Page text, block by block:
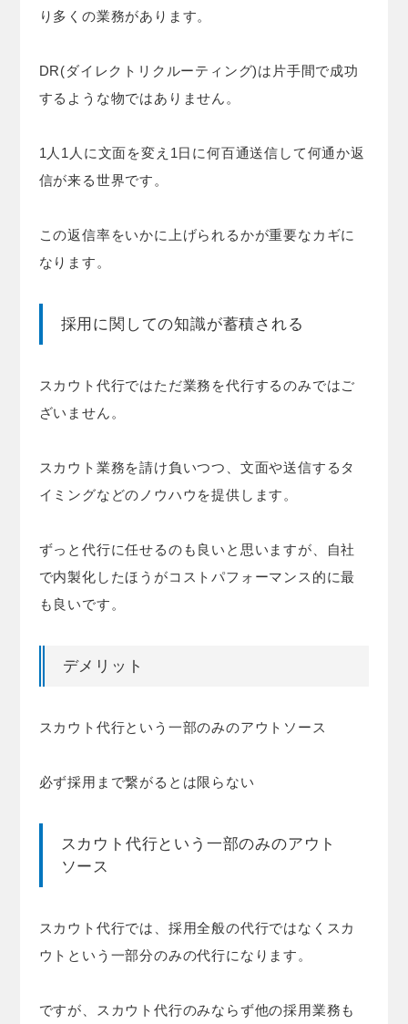
り多くの業務があります。
DR(ダイレクトリクルーティング)は片手間で成功
するような物ではありません。
1人1人に文面を変え1日に何百通送信して何通か返
信が来る世界です。
この返信率をいかに上げられるかが重要なカギに
なります。
採用に関しての知識が蓄積される
スカウト代行ではただ業務を代行するのみではご
ざいません。
スカウト業務を請け負いつつ、文面や送信するタ
イミングなどのノウハウを提供します。
ずっと代行に任せるのも良いと思いますが、自社
で内製化したほうがコストパフォーマンス的に最
も良いです。
デメリット
スカウト代行という一部のみのアウトソース
必ず採用まで繋がるとは限らない
スカウト代行という一部のみのアウト
ソース
スカウト代行では、採用全般の代行ではなくスカ
ウトという一部分のみの代行になります。
ですが、スカウト代行のみならず他の採用業務も